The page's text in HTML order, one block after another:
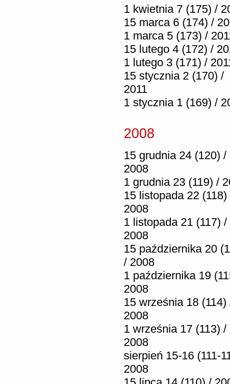
1 kwietnia 7 (175) /
15 marca 6 (174) /
1 marca 5 (173) /
15 lutego 4 (172) /
1 lutego 3 (171) /
15 stycznia 2 (170) /
2011
1 stycznia 1 (169) /
2008
15 grudnia 24 (120) /
2008
1 grudnia 23 (119) /
15 listopada 22 (118)
2008
1 listopada 21 (117) /
2008
15 października 20
/ 2008
1 października 19
2008
15 września 18 (114)
2008
1 września 17 (113) /
2008
sierpień 15-16 (111-
2008